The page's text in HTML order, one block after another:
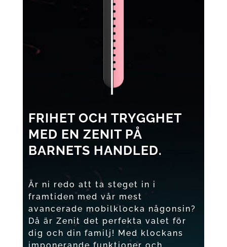
FRIHET OCH TRYGGHET
MED EN ZENIT PÅ
BARNETS HANDLED.
Är ni redo att ta steget in i
framtiden med vår mest
avancerade mobilklocka någonsin?
Då är Zenit det perfekta valet för
dig och din familj! Med klockans